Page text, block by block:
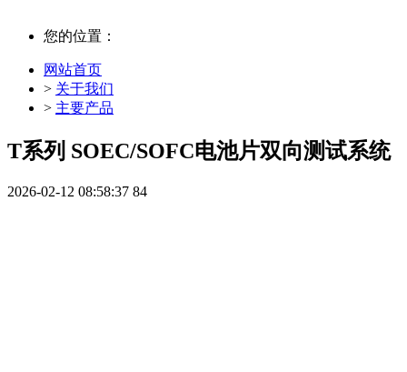
您的位置：
网站首页
> 关于我们
> 主要产品
T系列 SOEC/SOFC电池片双向测试系统
2026-02-12 08:58:37 84